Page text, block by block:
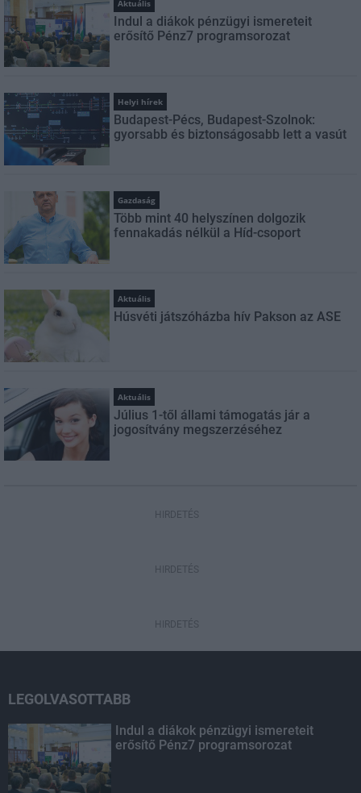
Aktuális
Indul a diákok pénzügyi ismereteit
erősítő Pénz7 programsorozat
Helyi hírek
Budapest-Pécs, Budapest-Szolnok:
gyorsabb és biztonságosabb lett a vasút
Gazdaság
Több mint 40 helyszínen dolgozik
fennakadás nélkül a Híd-csoport
Aktuális
Húsvéti játszóházba hív Pakson az ASE
Aktuális
Július 1-től állami támogatás jár a
jogosítvány megszerzéséhez
HIRDETÉS
HIRDETÉS
HIRDETÉS
LEGOLVASOTTABB
Indul a diákok pénzügyi ismereteit
erősítő Pénz7 programsorozat